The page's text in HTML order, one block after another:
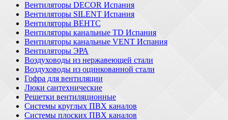
Вентиляторы DECOR Испания
Вентиляторы SILENT Испания
Вентиляторы ВЕНТС
Вентиляторы канальные TD Испания
Вентиляторы канальные VENT Испания
Вентиляторы ЭРА
Воздуховоды из нержавеющей стали
Воздуховоды из оцинкованной стали
Гофра для вентиляции
Люки сантехнические
Решетки вентиляционные
Системы круглых ПВХ каналов
Системы плоских ПВХ каналов